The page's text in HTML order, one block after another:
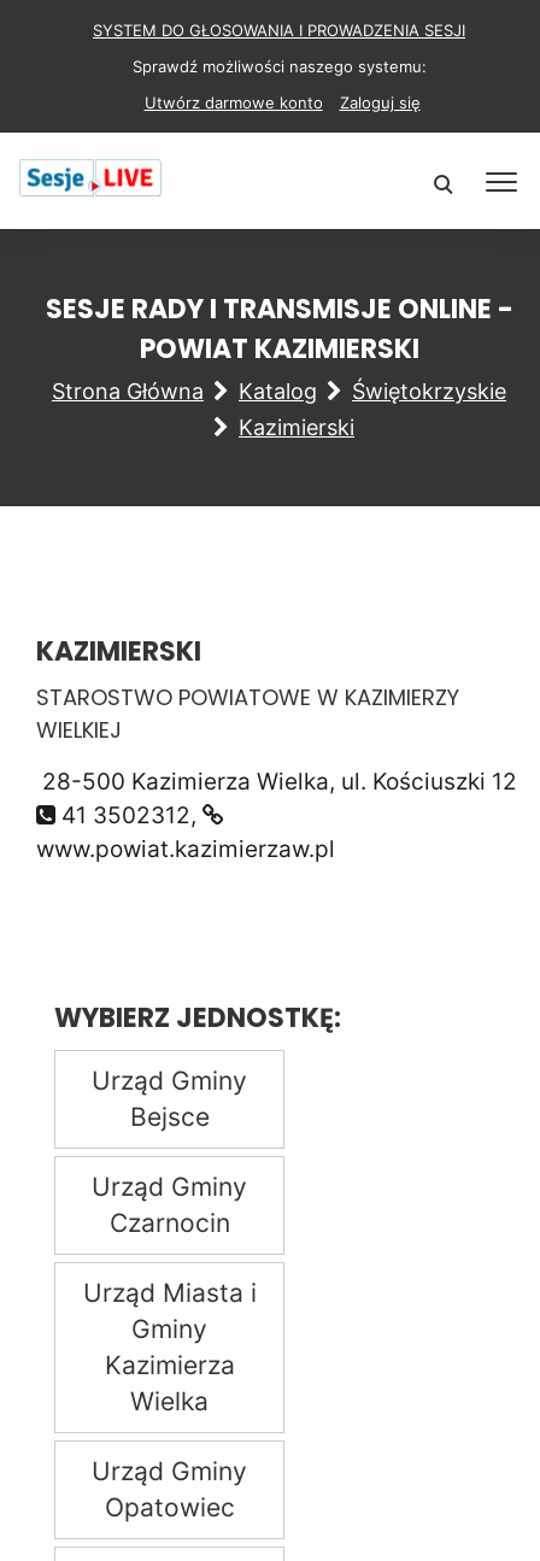
SYSTEM DO GŁOSOWANIA I PROWADZENIA SESJI
Sprawdź możliwości naszego systemu:
Utwórz darmowe konto
Zaloguj się
SESJE RADY I TRANSMISJE ONLINE -
POWIAT KAZIMIERSKI
Strona Główna Katalog
Świętokrzyskie
Kazimierski
KAZIMIERSKI
STAROSTWO POWIATOWE W KAZIMIERZY
WIELKIEJ
28-500 Kazimierza Wielka, ul. Kościuszki 12
41 3502312,
www.powiat.kazimierzaw.pl
WYBIERZ JEDNOSTKĘ:
Urząd Gminy
Bejsce
Urząd Gminy
Czarnocin
Urząd Miasta i
Gminy
Kazimierza
Wielka
Urząd Gminy
Opatowiec